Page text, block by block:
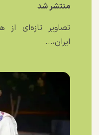
منتشر شد
تصاویر تازه‌ای از
ایران،...